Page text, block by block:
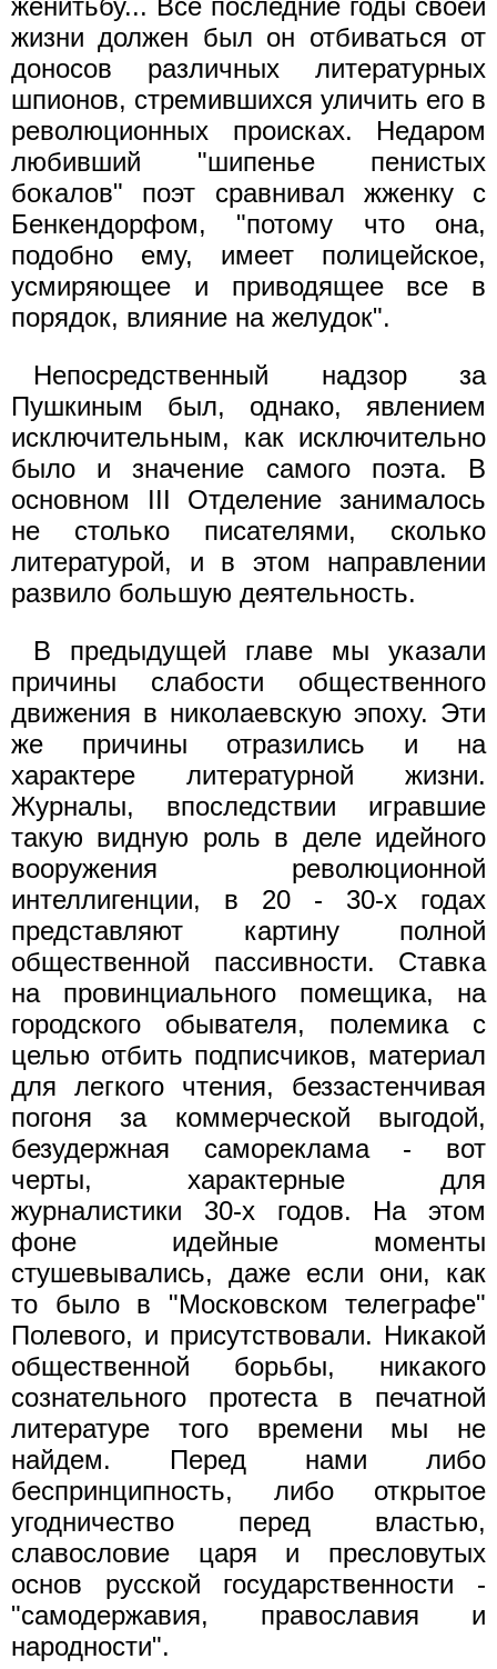
женитьбу... Все последние годы своей
жизни должен был он отбиваться от
доносов различных литературных
шпионов, стремившихся уличить его в
революционных происках. Недаром
любивший "шипенье пенистых
бокалов" поэт сравнивал жженку с
Бенкендорфом, "потому что она,
подобно ему, имеет полицейское,
усмиряющее и приводящее все в
порядок, влияние на желудок".
Непосредственный надзор за
Пушкиным был, однако, явлением
исключительным, как исключительно
было и значение самого поэта. В
основном III Отделение занималось
не столько писателями, сколько
литературой, и в этом направлении
развило большую деятельность.
В предыдущей главе мы указали
причины слабости общественного
движения в николаевскую эпоху. Эти
же причины отразились и на
характере литературной жизни.
Журналы, впоследствии игравшие
такую видную роль в деле идейного
вооружения революционной
интеллигенции, в 20 - 30-х годах
представляют картину полной
общественной пассивности. Ставка
на провинциального помещика, на
городского обывателя, полемика с
целью отбить подписчиков, материал
для легкого чтения, беззастенчивая
погоня за коммерческой выгодой,
безудержная самореклама - вот
черты, характерные для
журналистики 30-х годов. На этом
фоне идейные моменты
стушевывались, даже если они, как
то было в "Московском телеграфе"
Полевого, и присутствовали. Никакой
общественной борьбы, никакого
сознательного протеста в печатной
литературе того времени мы не
найдем. Перед нами либо
беспринципность, либо открытое
угодничество перед властью,
славословие царя и пресловутых
основ русской государственности -
"самодержавия, православия и
народности".